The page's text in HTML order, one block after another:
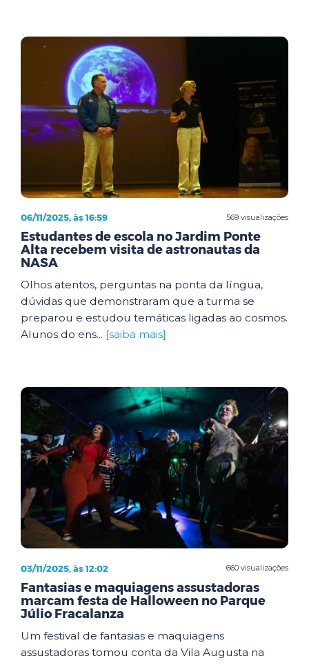
569 visualizações
06/11/2025, às 16:59
Estudantes de escola no Jardim Ponte
Alta recebem visita de astronautas da
NASA
Olhos atentos, perguntas na ponta da língua,
dúvidas que demonstraram que a turma se
preparou e estudou temáticas ligadas ao cosmos.
Alunos do ens... [saiba mais]
660 visualizações
03/11/2025, às 12:02
Fantasias e maquiagens assustadoras
marcam festa de Halloween no Parque
Júlio Fracalanza
Um festival de fantasias e maquiagens
assustadoras tomou conta da Vila Augusta na